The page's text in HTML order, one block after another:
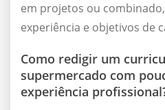
em projetos ou
experiência e objetivos de
Como redigir um
supermercado com
experiência